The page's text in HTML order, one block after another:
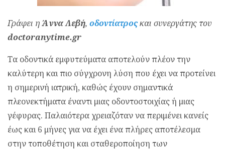
Γράφει ηΆννα Λεβή, οδοντίατροςκαι συνεργάτης του
doctoranytime.gr
Τα οδοντικά εμφυτεύματα αποτελούν πλέον την
καλύτερη και πιο σύγχρονη λύση που έχει να προτείνει
η σημερινή ιατρική, καθώς έχουν σημαντικά
πλεονεκτήματα έναντι μιας οδοντοστοιχίας ή μιας
γέφυρας. Παλαιότερα χρειαζόταν να περιμένει κανείς
έως και 6 μήνες για να έχει ένα πλήρες αποτέλεσμα
στην τοποθέτηση και σταθεροποίηση των